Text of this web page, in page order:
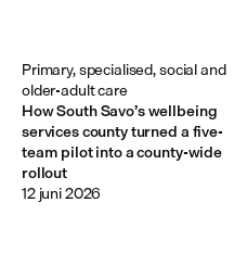
How South Savo’s wellbeing
services county turned a five-
team pilot into a county-wide
rollout
Primary, specialised, social and
older-adult care
12 juni 2026